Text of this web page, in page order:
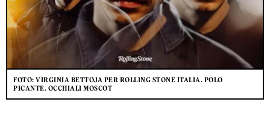
FOTO: VIRGINIA BETTOJA PER ROLLING STONE ITALIA. POLO
PICANTE. OCCHIALI MOSCOT